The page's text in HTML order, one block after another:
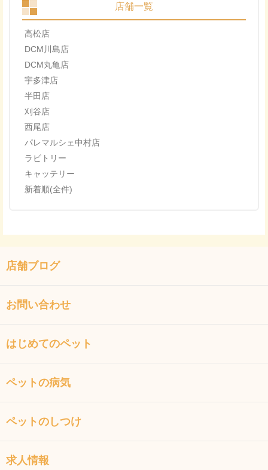
店舗一覧
高松店
DCM川島店
DCM丸亀店
宇多津店
半田店
刈谷店
西尾店
パレマルシェ中村店
ラビトリー
キャッテリー
新着順(全件)
店舗ブログ
お問い合わせ
はじめてのペット
ペットの病気
ペットのしつけ
求人情報